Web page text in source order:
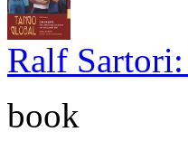
Ralf
book